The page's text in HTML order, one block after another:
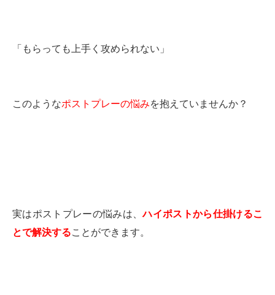
「もらっても上手く攻められない」
このようなポストプレーの悩みを抱えていませんか？
実はポストプレーの悩みは、ハイポストから仕掛けるこ
とで解決することができます。